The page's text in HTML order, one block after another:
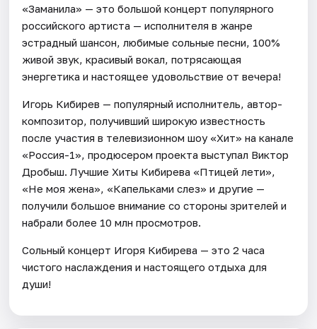
«Заманила» — это большой концерт популярного
российского артиста — исполнителя в жанре
эстрадный шансон, любимые сольные песни, 100%
живой звук, красивый вокал, потрясающая
энергетика и настоящее удовольствие от вечера!
Игорь Кибирев — популярный исполнитель, автор-
композитор, получивший широкую известность
после участия в телевизионном шоу «Хит» на канале
«Россия-1», продюсером проекта выступал Виктор
Дробыш. Лучшие Хиты Кибирева «Птицей лети»,
«Не моя жена», «Капельками слез» и другие —
получили большое внимание со стороны зрителей и
набрали более 10 млн просмотров.
Сольный концерт Игоря Кибирева — это 2 часа
чистого наслаждения и настоящего отдыха для
души!